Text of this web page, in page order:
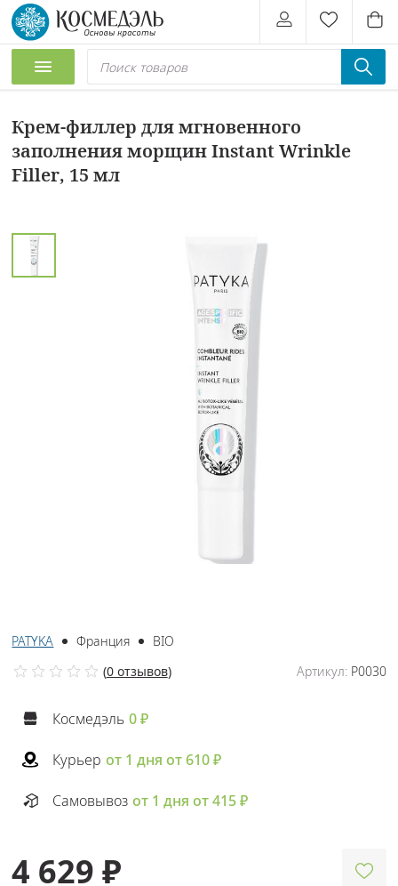
Крем-филлер для мгновенного
заполнения морщин Instant Wrinkle
Filler, 15 мл
PATYKA Франция
BIO
Артикул:P0030
(0 отзывов)
Космедэль 0 ₽
Курьер от 1 дня от 610 ₽
Самовывоз от 1 дня от 415 ₽
4 629 ₽